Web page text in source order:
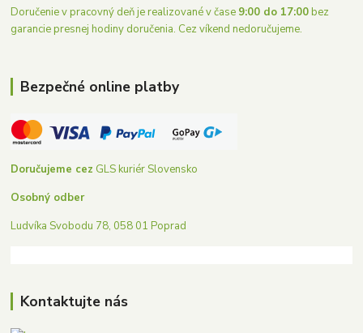
Doručenie v pracovný deň je realizované v čase 9:00 do 17:00bez
garancie presnej hodiny doručenia. Cez víkend nedoručujeme.
Bezpečné online platby
Doručujeme cez GLS kuriér Slovensko
Osobný odber
Ludvíka Svobodu 78, 058 01 Poprad
Kontaktujte nás